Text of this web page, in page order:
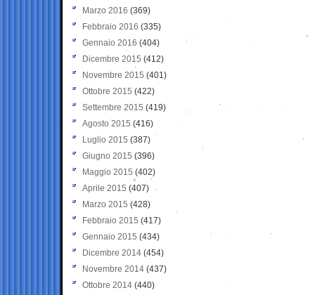
Marzo 2016 (369)
Febbraio 2016 (335)
Gennaio 2016 (404)
Dicembre 2015 (412)
Novembre 2015 (401)
Ottobre 2015 (422)
Settembre 2015 (419)
Agosto 2015 (416)
Luglio 2015 (387)
Giugno 2015 (396)
Maggio 2015 (402)
Aprile 2015 (407)
Marzo 2015 (428)
Febbraio 2015 (417)
Gennaio 2015 (434)
Dicembre 2014 (454)
Novembre 2014 (437)
Ottobre 2014 (440)